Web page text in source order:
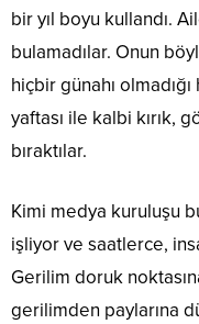
bir yıl boyu kullandı.
bulamadılar. Onun
hiçbir günahı
yaftası ile kalbi kırık,
bıraktılar.
Kimi medya kuruluşu
işliyor ve saatlerce,
Gerilim doruk
gerilimden paylarına